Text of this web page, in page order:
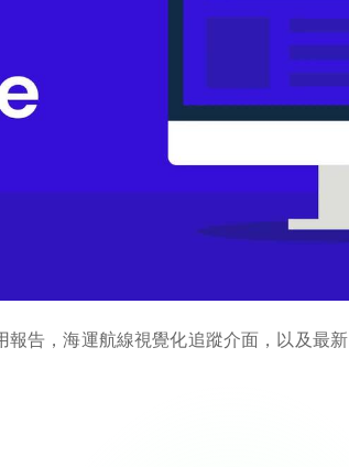
告，海運航線視覺化追蹤介面，以及最新